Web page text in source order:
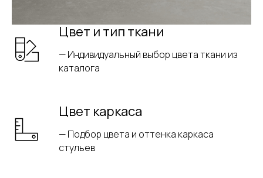
Цвет и тип ткани
— Индивидуальный выбор цвета ткани из
каталога
Цвет каркаса
— Подбор цвета и оттенка каркаса
стульев